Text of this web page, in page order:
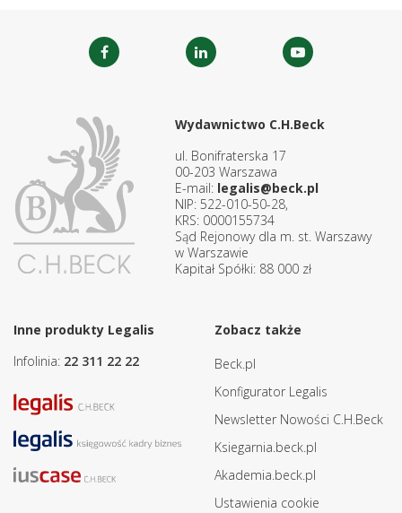
Wydawnictwo C.H.Beck
ul. Bonifraterska 17
00-203 Warszawa
E-mail: legalis@beck.pl
NIP: 522-010-50-28,
KRS: 0000155734
Sąd Rejonowy dla m. st. Warszawy
w Warszawie
Kapitał Spółki: 88 000 zł
Inne produkty Legalis
Infolinia: 22 311 22 22
Zobacz także
Beck.pl
Konfigurator Legalis
Newsletter Nowości C.H.Beck
Ksiegarnia.beck.pl
Akademia.beck.pl
Ustawienia cookie